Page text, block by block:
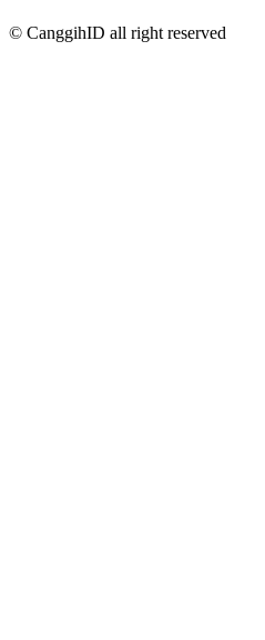
© CanggihID all right reserved